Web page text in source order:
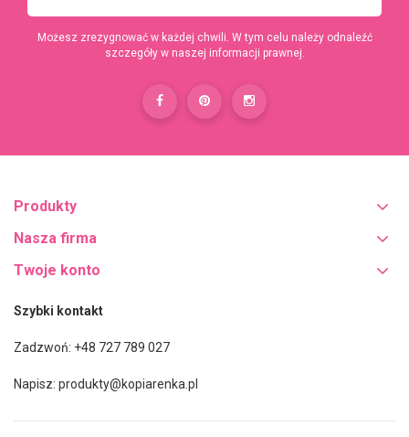
Możesz zrezygnować w każdej chwili. W tym celu należy odnaleźć
szczegóły w naszej informacji prawnej.
Produkty
Nasza firma
Twoje konto
Szybki kontakt
Zadzwoń: +48 727 789 027
Napisz: produkty@kopiarenka.pl